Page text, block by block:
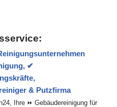
✔
& Putzfirma
Ihre ⏩ Gebäudereinigung für